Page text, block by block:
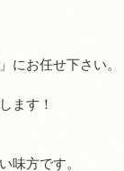
にお任せ下さい。
ます！
味方です。